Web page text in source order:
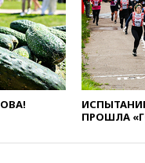
ПРОШЛА